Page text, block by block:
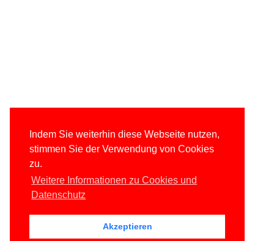
Indem Sie weiterhin diese Webseite nutzen,
stimmen Sie der Verwendung von Cookies
zu.
Weitere Informationen zu Cookies und
Datenschutz
Akzeptieren